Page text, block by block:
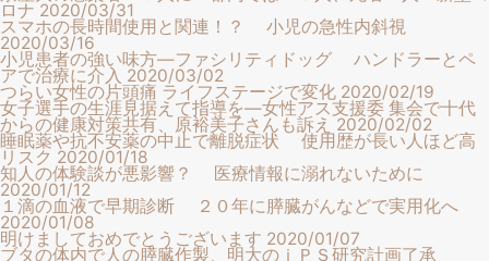
ロナ 2020/03/31
スマホの長時間使用と関連！？ 小児の急性内斜視
2020/03/16
小児患者の強い味方―ファシリティドッグ ハンドラーとペ
アで治療に介入 2020/03/02
つらい女性の片頭痛 ライフステージで変化 2020/02/19
女子選手の生涯見据えて指導を―女性アス支援委 集会で十代
からの健康対策共有、原裕美子さんも訴え 2020/02/02
睡眠薬や抗不安薬の中止で離脱症状 使用歴が長い人ほど高
リスク 2020/01/18
知人の体験談が悪影響？ 医療情報に溺れないために
2020/01/12
１滴の血液で早期診断 ２０年に膵臓がんなどで実用化へ
2020/01/08
明けましておめでとうございます 2020/01/07
ブタの体内で人の膵臓作製、明大のｉＰＳ研究計画了承